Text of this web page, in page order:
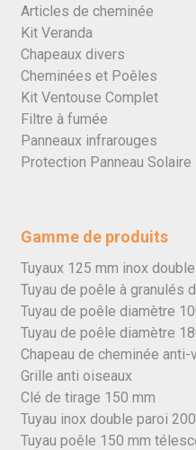
Articles de cheminée
Kit Veranda
Chapeaux divers
Cheminées et Poêles
Kit Ventouse Complet
Filtre à fumée
Panneaux infrarouges
Protection Panneau Solaire
Gamme de produits
Tuyaux 125 mm inox
Tuyau de poêle à granulés
Tuyau de poêle diamètre
Tuyau de poêle diamètre
Chapeau de cheminée anti-
Grille anti oiseaux
Clé de tirage 150 mm
Tuyau inox double paroi
Tuyau poêle 150 mm